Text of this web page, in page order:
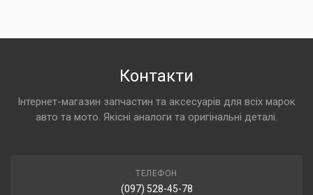
Контакти
Інтернет-магазин запчастин та аксесуарів для всіх марок
авто та мото. Якісні аналоги та оригінальні деталі.
ТЕЛЕФОН
(097) 528-45-78